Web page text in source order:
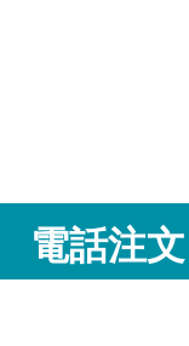
電話注文